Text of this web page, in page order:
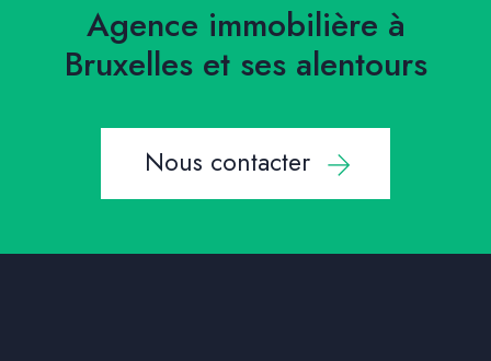
Agence immobilière à
Bruxelles et ses alentours
Nous contacter